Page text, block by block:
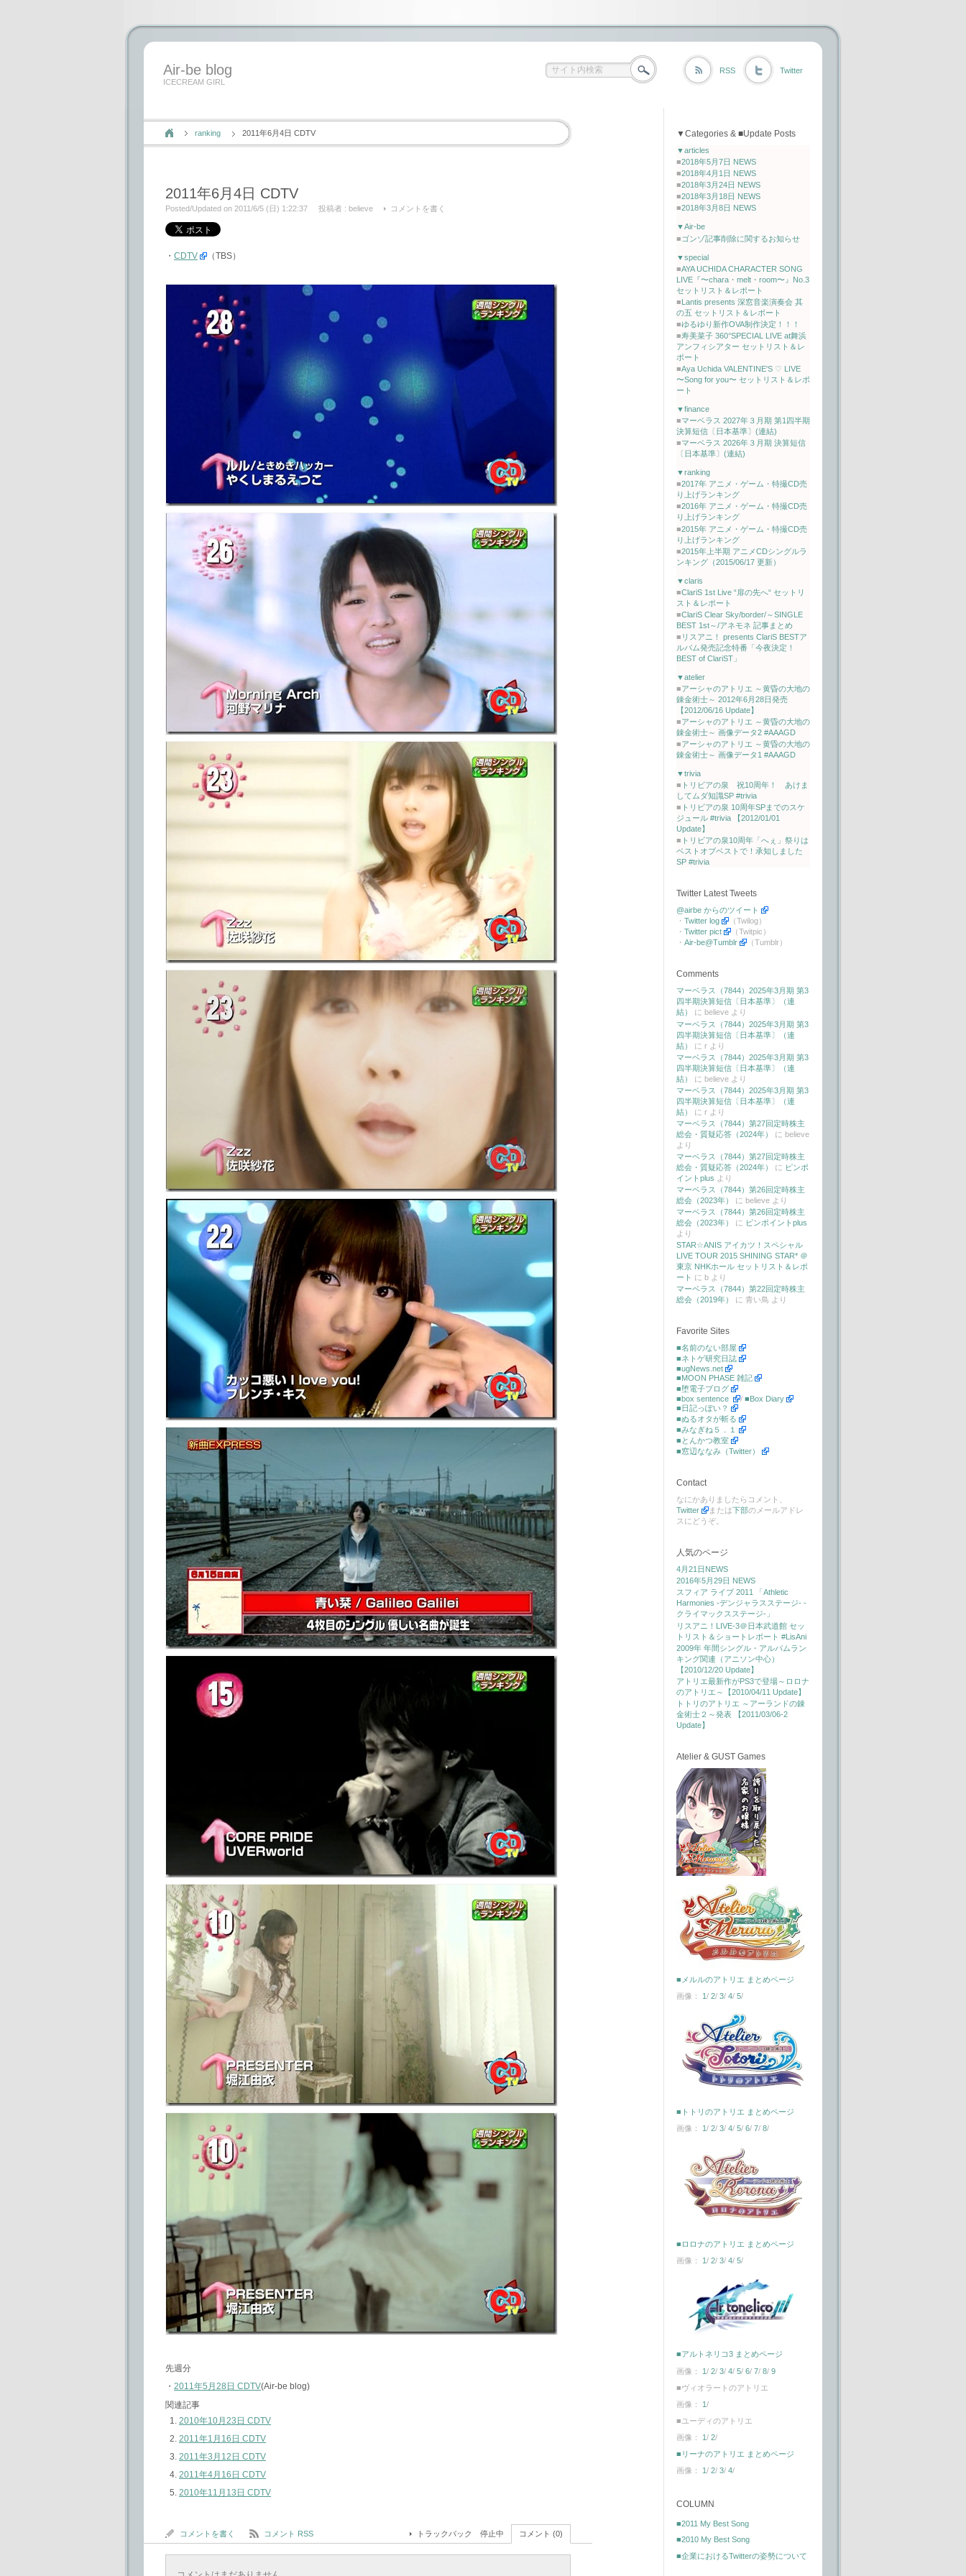
Air-be blog
ICECREAM GIRL
RSS Twitter
ranking 2011年6月4日 CDTV
2011年6月4日 CDTV
Posted/Updated on 2011/6/5 (日) 1:22:37 投稿者 : believe コメントを書く
・ CDTV （TBS）
先週分
・ 2011年5月28日 CDTV(Air-be blog)
関連記事
2010年10月23日 CDTV
2011年1月16日 CDTV
2011年3月12日 CDTV
2011年4月16日 CDTV
2010年11月13日 CDTV
コメントを書く コメント RSS トラックバック 停止中 コメント (0)
▼Categories & ■Update Posts
▼articles
■2018年5月7日 NEWS
■2018年4月1日 NEWS
■2018年3月24日 NEWS
■2018年3月18日 NEWS
■2018年3月8日 NEWS
▼Air-be
■ゴンゾ記事削除に関するお知らせ
▼special
■AYA UCHIDA CHARACTER SONG
LIVE『〜chara・melt・room〜』No.3
セットリスト＆レポート
■Lantis presents 深窓音楽演奏会 其
の五 セットリスト＆レポート
■ゆるゆり新作OVA制作決定！！！
■寿美菜子 360°SPECIAL LIVE at舞浜
アンフィシアター セットリスト＆レ
ポート
■Aya Uchida VALENTINE'S ♡ LIVE
〜Song for you〜 セットリスト＆レポ
ート
▼finance
■マーベラス 2027年３月期 第1四半期
決算短信〔日本基準〕(連結)
■マーベラス 2026年３月期 決算短信
〔日本基準〕(連結)
▼ranking
■2017年 アニメ・ゲーム・特撮CD売
り上げランキング
■2016年 アニメ・ゲーム・特撮CD売
り上げランキング
■2015年 アニメ・ゲーム・特撮CD売
り上げランキング
■2015年上半期 アニメCDシングルラ
ンキング（2015/06/17 更新）
▼claris
■ClariS 1st Live “扉の先へ“ セットリ
スト＆レポート
■ClariS Clear Sky/border/～SINGLE
BEST 1st～/アネモネ 記事まとめ
■ リスアニ！ presents ClariS BESTア
ルバム発売記念特番「今夜決定！
BEST of ClariST」
▼atelier
■アーシャのアトリエ ～黄昏の大地の
錬金術士～ 2012年6月28日発売
【2012/06/16 Update】
■アーシャのアトリエ ～黄昏の大地の
錬金術士～ 画像データ2 #AAAGD
■アーシャのアトリエ ～黄昏の大地の
錬金術士～ 画像データ1 #AAAGD
▼trivia
■ トリビアの泉 祝10周年！ あけま
してムダ知識SP #trivia
■ トリビアの泉 10周年SPまでのスケ
ジュール #trivia 【2012/01/01
Update】
■ トリビアの泉10周年「へぇ」祭りは
ベストオブベストで！承知しました
SP #trivia
Twitter Latest Tweets
@airbe からのツイート
・ Twitter log
（Twilog）
・ Twitter pict
（Twitpic）
・ Air-be@Tumblr （Tumblr）
Comments
マーベラス（7844）2025年3月期 第3
四半期決算短信〔日本基準〕（連
結）
に believe より
マーベラス（7844）2025年3月期 第3
四半期決算短信〔日本基準〕（連
結）
に r より
マーベラス（7844）2025年3月期 第3
四半期決算短信〔日本基準〕（連
結）
に believe より
マーベラス（7844）2025年3月期 第3
四半期決算短信〔日本基準〕（連
結）
に r より
マーベラス（7844）第27回定時株主
総会・質疑応答（2024年）
に believe
より
マーベラス（7844）第27回定時株主
総会・質疑応答（2024年）
に ピンポ
イントplus より
マーベラス（7844）第26回定時株主
総会（2023年）
に believe より
マーベラス（7844）第26回定時株主
総会（2023年）
に ピンポイントplus
より
STAR☆ANIS アイカツ！スペシャル
LIVE TOUR 2015 SHINING STAR* ＠
東京 NHKホール セットリスト＆レポ
ート に b より
マーベラス（7844）第22回定時株主
総会（2019年）
に 青い鳥 より
Favorite Sites
■名前のない部屋
■ネトゲ研究日誌
■ugNews.net
■MOON PHASE 雑記
■堕電子ブログ
■box sentence
/ ■Box Diary
■日記っぽい？
■ぬるオタが斬る
■みなぎね５．１
■とんかつ教室
■窓辺ななみ（Twitter）
Contact
なにかありましたらコメント、
Twitter
または下部のメールアドレ
スにどうぞ。
人気のページ
4月21日NEWS
2016年5月29日 NEWS
スフィア ライブ 2011 「Athletic
Harmonies -デンジャラスステージ- -
クライマックスステージ-」
リスアニ！LIVE-3＠日本武道館 セッ
トリスト＆ショートレポート #LisAni
2009年 年間シングル・アルバムラン
キング関連（アニソン中心）
【2010/12/20 Update】
アトリエ最新作がPS3で登場～ロロナ
のアトリエ～【2010/04/11 Update】
トトリのアトリエ ～アーランドの錬
金術士２～発表 【2011/03/06-2
Update】
Atelier & GUST Games
■メルルのアトリエ まとめページ
画像： 1/ 2/ 3/ 4/ 5/
■トトリのアトリエ まとめページ
画像： 1/ 2/ 3/ 4/ 5/ 6/ 7/ 8/
■ロロナのアトリエ まとめページ
画像： 1 / 2/ 3/ 4/ 5/
■アルトネリコ3 まとめページ
画像： 1/ 2/ 3/ 4/ 5/ 6/ 7/ 8/ 9
■ヴィオラートのアトリエ
画像： 1/
■ユーディのアトリエ
画像： 1/ 2/
■リーナのアトリエ まとめページ
画像： 1/ 2/ 3/ 4/
COLUMN
■2011 My Best Song
■2010 My Best Song
■企業におけるTwitterの姿勢について